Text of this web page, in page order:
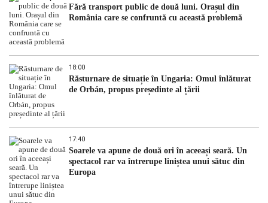
Fără transport public de două luni. Orașul din
România care se confruntă cu această problemă
18:00
Răsturnare de situație în Ungaria: Omul înlăturat
de Orbán, propus președinte al țării
17:40
Soarele va apune de două ori în aceeași seară. Un
spectacol rar va întrerupe liniștea unui sătuc din
Europa